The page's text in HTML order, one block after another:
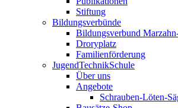
Stiftung
Bildungsverbünde
Bildungsverbund
Droryplatz
Familienförderung
JugendTechnikSchule
Über uns
Angebote
Schrauben-Löten-